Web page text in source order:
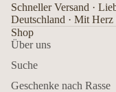
Schneller Versand ·
Deutschland · Mit
Shop
Über uns
Suche
Geschenke nach Rasse